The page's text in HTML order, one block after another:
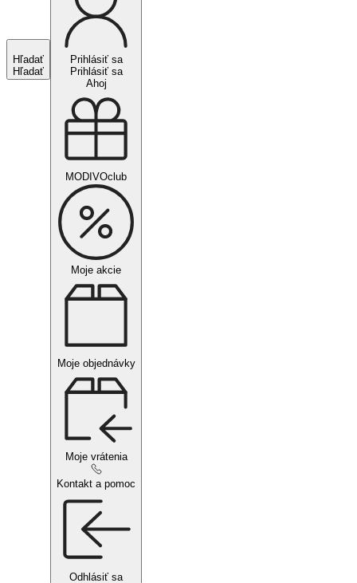
Hľadať
Hľadať
Prihlásiť sa
Prihlásiť sa
Ahoj
MODIVOclub
Moje akcie
Moje objednávky
Moje vrátenia
Kontakt a pomoc
Odhlásiť sa